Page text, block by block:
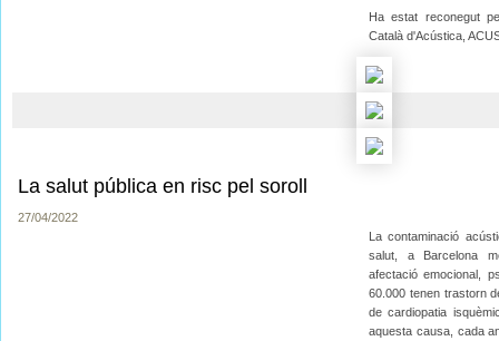
Ha estat reconegut
Català d'Acústica,
La salut pública en risc pel soroll
27/04/2022
La contaminació
salut, a Barcelona
afectació emocional,
60.000 tenen trastorn
de cardiopatia
aquesta causa, cada